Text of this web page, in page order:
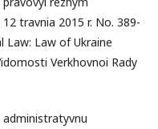
travnia 2015 r. No. 389-
Law: Law of Ukraine
Verkhovnoi Rady
administratyvnu